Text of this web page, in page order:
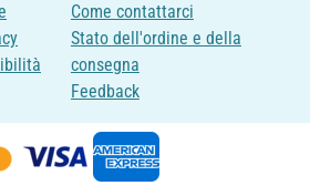
Come contattarci
Stato dell'ordine e della
consegna
Feedback